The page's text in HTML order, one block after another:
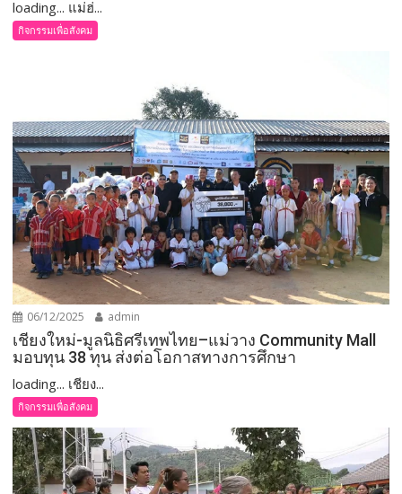
loading... แม่ฮ่...
กิจกรรมเพื่อสังคม
06/12/2025 admin
เชียงใหม่-มูลนิธิศรีเทพไทย–แม่วาง Community Mall
มอบทุน 38 ทุน ส่งต่อโอกาสทางการศึกษา
loading... เชียง...
กิจกรรมเพื่อสังคม